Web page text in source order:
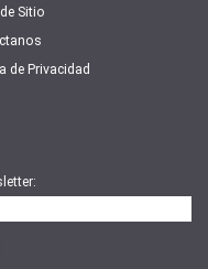
Sitio
de Privacidad